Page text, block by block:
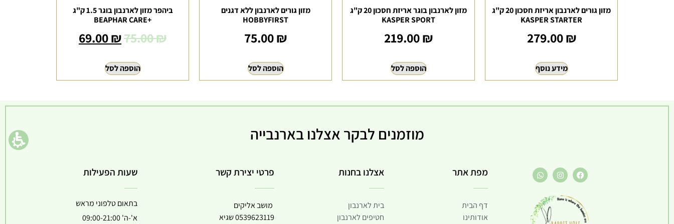
מזון גורים לארנבון אריזת חסכון 20 ק"ג
KASPER STARTER
279.00₪
מידע נוסף
מזון לארנבון בוגר אריזת חסכון 20 ק"ג
KASPER SPORT
219.00₪
הוספה לסל
מזון גורים לארנבון ללא דגנים
HOBBYFIRST
75.00₪
הוספה לסל
ביהפר מזון לארנבון בוגר 1.5 ק"ג
+BEAPHAR CARE
75.00₪
69.00₪
הוספה לסל
מוזמנים לבקר אצלנו בארנבייה
מפת אתר
דף הבית
אודותינו
אצלנו בחנות
בית לארנבון
חטיפים לארנבון
פרטי יצירת קשר
מושב אליקים
0539623119שגיא
שעות הפעילות
בתאום טלפוני מראש
א'-ה' 09:00-21:00